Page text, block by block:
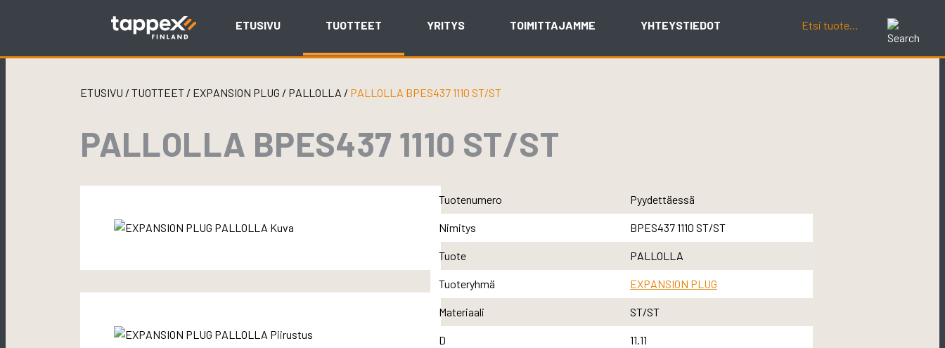
ETUSIVU TUOTTEET YRITYS TOIMITTAJAMME YHTEYSTIEDOT
ETUSIVU /TUOTTEET / EXPANSION PLUG / PALLOLLA / PALLOLLA BPES437 1110 ST/ST
PALLOLLA BPES437 1110 ST/ST
Tuotenumero Pyydettäessä
Nimitys BPES437 1110 ST/ST
Tuote PALLOLLA
Tuoteryhmä EXPANSION PLUG
Materiaali ST/ST
D 11.11